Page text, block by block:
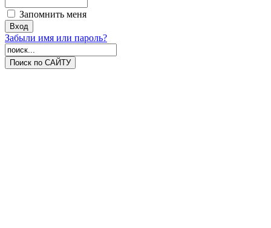
Запомнить меня
Забыли имя или пароль?